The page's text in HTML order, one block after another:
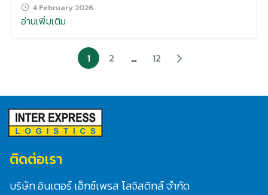
4 February 2026
อ่านเพิ่มเติม
1 2 … 12
ติดต่อเรา
บริษัท อินเตอร์ เอ็กซ์เพรส โลจิสติกส์ จำกัด